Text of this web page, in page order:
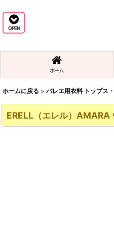
OPEN
ホーム
ホームに戻る > バレエ用衣料 トップス
ERELL（エレル）AMARA